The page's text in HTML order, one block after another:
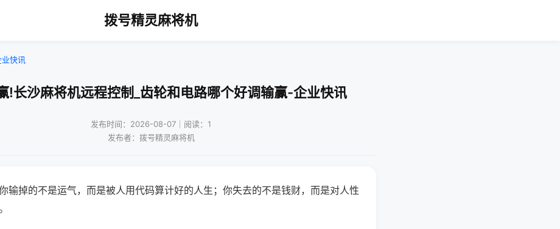
拨号精灵麻将机
快讯
!长沙麻将机远程控制_齿轮和电路哪个好调输赢-企业快讯
发布时间：2026-08-07｜阅读：1
发布者：拨号精灵麻将机
输掉的不是运气，而是被人用代码算计好的人生；你失去的不是钱财，而是对人性